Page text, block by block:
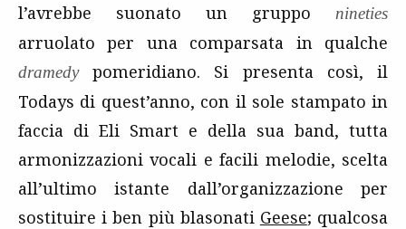
l’avrebbe suonato un gruppo
nineties
arruolato per una comparsata in qualche
dramedypomeridiano. Si presenta così, il
Todays di quest’anno, con il sole stampato in
faccia di Eli Smart e della sua band, tutta
armonizzazioni vocali e facili melodie, scelta
all’ultimo istante dall’organizzazione per
sostituire i ben più blasonati Geese; qualcosa